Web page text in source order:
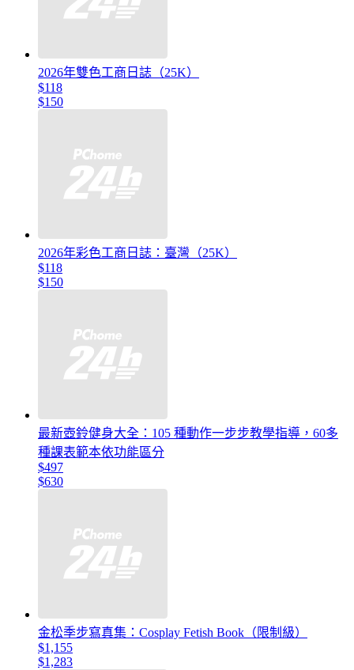
2026年雙色工商日誌（25K）
$118
$150
2026年彩色工商日誌：臺灣（25K）
$118
$150
最新壺鈴健身大全：105 種動作一步步教學指導，60多
種課表範本依功能區分
$497
$630
金松季步寫真集：Cosplay Fetish Book（限制級）
$1,155
$1,283